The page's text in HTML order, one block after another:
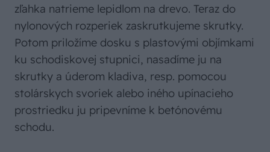
zľahka natrieme lepidlom na drevo. Teraz do
nylonových rozperiek zaskrutkujeme skrutky.
Potom priložíme dosku s plastovými objímkami
ku schodiskovej stupnici, nasadíme ju na
skrutky a úderom kladiva, resp. pomocou
stolárskych svoriek alebo iného upínacieho
prostriedku ju pripevníme k betónovému
schodu.